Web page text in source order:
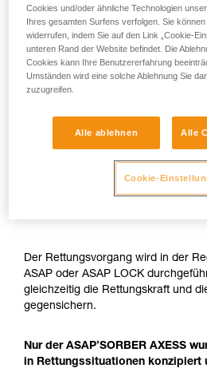
Der Rettungsvorgang wird in der
ASAP oder ASAP LOCK
gleichzeitig die Rettungskraft und
gegensichern.
Nur der ASAP’SORBER AXESS
in Rettungssituationen konzipiert
Cookies und/oder ähnliche Technologien
Ihres gesamten Surfens verfolgen. Sie
widerrufen, indem Sie auf den Link „Cookie-
unteren Rand der Website befindet. Die
Cookies kann Ihre Benutzererfahrung
Umständen wird eine solche Ablehnung Sie
zuzugreifen.
Alle ablehnen Alle
Cookie-